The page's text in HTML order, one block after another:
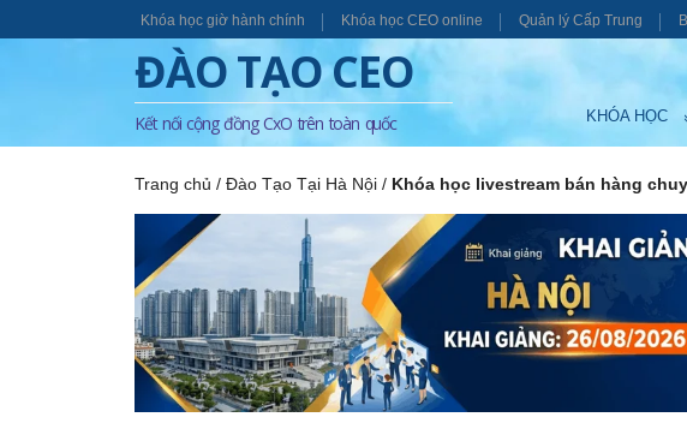
Khóa học giờ hành chính Khóa học CEO online Quản lý Cấp Trung
ĐÀO TẠO CEO
Kết nối cộng đồng CxO trên toàn quốc KHÓA HỌC
Trang chủ / Đào Tạo Tại Hà Nội / Khóa học livestream bán hàng